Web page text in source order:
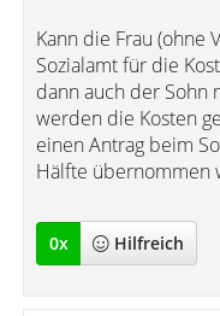
Kann die Frau (ohne
Sozialamt für die
dann auch der Sohn
werden die Kosten
einen Antrag beim
Hälfte übernommen
0x Hilfreich